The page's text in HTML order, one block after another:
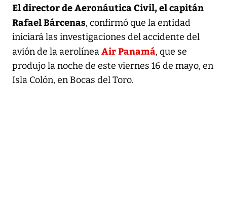
El director de Aeronáutica Civil, el capitán
Rafael Bárcenas, confirmó que la entidad
iniciará las investigaciones del accidente del
avión de la aerolíneaAir Panamá, que se
produjo la noche de este viernes 16 de mayo, en
Isla Colón, en Bocas del Toro.